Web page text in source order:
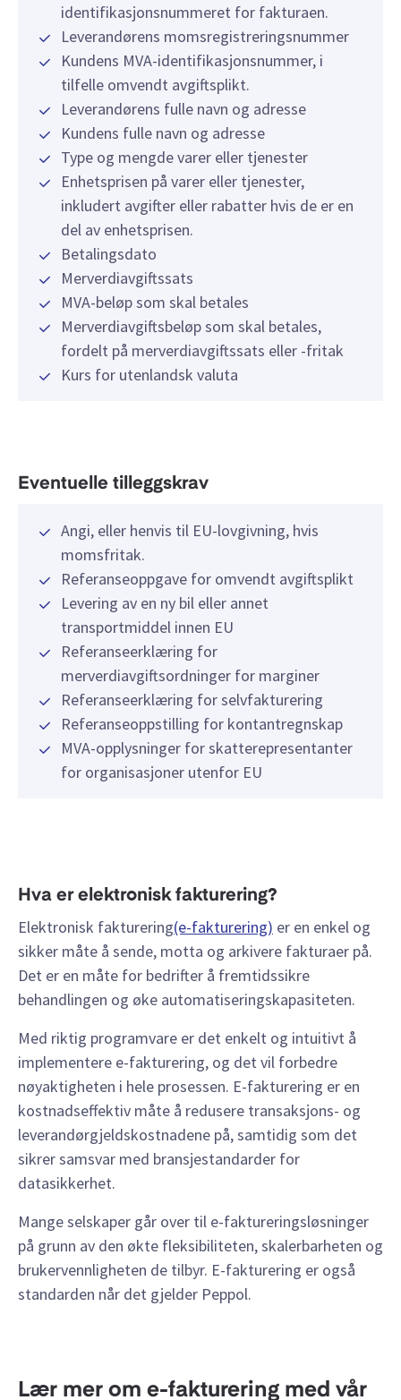
identifikasjonsnummeret for fakturaen.
Leverandørens momsregistreringsnummer
Kundens MVA-identifikasjonsnummer, i
tilfelle omvendt avgiftsplikt.
Leverandørens fulle navn og adresse
Kundens fulle navn og adresse
Type og mengde varer eller tjenester
Enhetsprisen på varer eller tjenester,
inkludert avgifter eller rabatter hvis de er en
del av enhetsprisen.
Betalingsdato
Merverdiavgiftssats
MVA-beløp som skal betales
Merverdiavgiftsbeløp som skal betales,
fordelt på merverdiavgiftssats eller -fritak
Kurs for utenlandsk valuta
Eventuelle tilleggskrav
Angi, eller henvis til EU-lovgivning, hvis
momsfritak.
Referanseoppgave for omvendt avgiftsplikt
Levering av en ny bil eller annet
transportmiddel innen EU
Referanseerklæring for
merverdiavgiftsordninger for marginer
Referanseerklæring for selvfakturering
Referanseoppstilling for kontantregnskap
MVA-opplysninger for skatterepresentanter
for organisasjoner utenfor EU
Hva er elektronisk fakturering?
Elektronisk fakturering(e-fakturering) er en enkel og
sikker måte å sende, motta og arkivere fakturaer på.
Det er en måte for bedrifter å fremtidssikre
behandlingen og øke automatiseringskapasiteten.
Med riktig programvare er det enkelt og intuitivt å
implementere e-fakturering, og det vil forbedre
nøyaktigheten i hele prosessen. E-fakturering er en
kostnadseffektiv måte å redusere transaksjons- og
leverandørgjeldskostnadene på, samtidig som det
sikrer samsvar med bransjestandarder for
datasikkerhet.
Mange selskaper går over til e-faktureringsløsninger
på grunn av den økte fleksibiliteten, skalerbarheten og
brukervennligheten de tilbyr. E-fakturering er også
standarden når det gjelder Peppol.
Lær mer om e-fakturering med vår